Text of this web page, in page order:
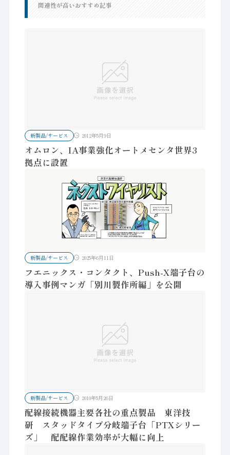
関連性が高いおすすめ記事
新製品/サービス 2012年5月9日
オムロン、IA事業強化オートメセンタ世界3
拠点に設置
新製品/サービス 2025年6月11日
フエニックス・コンタクト、Push-X端子台の
導入事例マンガ「別川製作所編」を公開
新製品/サービス 2010年5月26日
配線接続機器主要各社の重点製品 東洋技
研 スタッドタイプ分岐端子台「PTXシリー
ズ」 配配線作業効率が大幅に向上